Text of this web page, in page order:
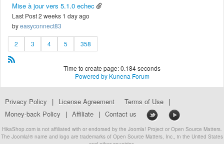
Mise à jour vers 5.1.0 echec
Last Post 2 weeks 1 day ago
byeasyconnect83
2 3 4 5 358
Time to create page: 0.184 seconds
Powered by Kunena Forum
Privacy Policy | License Agreement Terms of Use |
Money-back Policy
| Affiliate | Contact us
HikaShop.com is not affiliated with or endorsed by the Joomla! Project or Open Source Matters.
The Joomla!® name and logo are trademarks of Open Source Matters, Inc., in the United States